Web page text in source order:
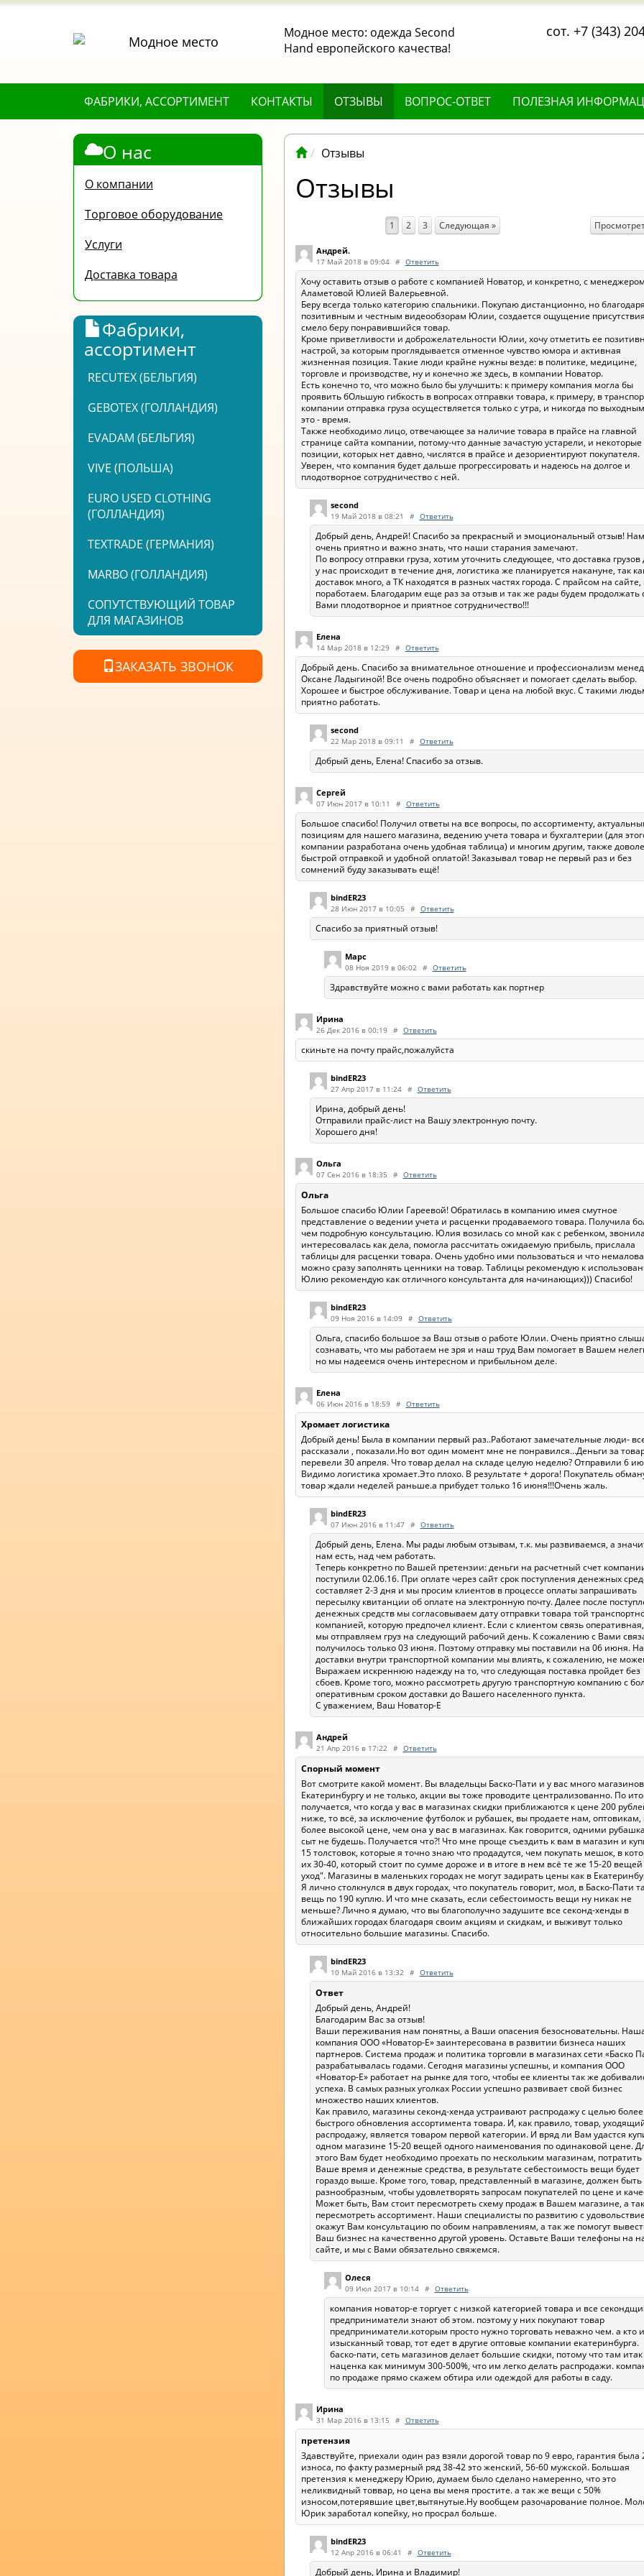
Модное место: одежда Second
Hand европейского качества!
сот. +7 (343)
ФАБРИКИ, АССОРТИМЕНТ КОНТАКТЫ ОТЗЫВЫ ВОПРОС-ОТВЕТ ПОЛЕЗНАЯ
О нас
О компании
Торговое оборудование
Услуги
Доставка товара
Фабрики,
ассортимент
RECUTEX (БЕЛЬГИЯ)
GEBOTEX (ГОЛЛАНДИЯ)
EVADAM (БЕЛЬГИЯ)
VIVE (ПОЛЬША)
EURO USED CLOTHING
(ГОЛЛАНДИЯ)
TEXTRADE (ГЕРМАНИЯ)
MARBO (ГОЛЛАНДИЯ)
СОПУТСТВУЮЩИЙ ТОВАР
ДЛЯ МАГАЗИНОВ
ЗАКАЗАТЬ ЗВОНОК
Отзывы
Отзывы
1 2 3 Следующая »
Андрей.
17 Май 2018 в 09:04 # Ответить
Хочу оставить отзыв о работе с компанией Новатор, и конкретно, с менеджером
Аламетовой Юлией Валерьевной.
Беру всегда только категорию спальники. Покупаю дистанционно, но благодаря
позитивным и честным видеообзорам Юлии, создается ощущение
смело беру понравившийся товар.
Кроме приветливости и доброжелательности Юлии, хочу отметить ее
настрой, за которым проглядывается отменное чувство юмора и активная
жизненная позиция. Такие люди крайне нужны везде: в политике, медицине,
торговле и производстве, ну и конечно же здесь, в компании Новатор.
Есть конечно то, что можно было бы улучшить: к примеру компания могла бы
проявить бОльшую гибкость в вопросах отправки товара, к примеру, в
компании отправка груза осуществляется только с утра, и никогда по
это - время.
Также необходимо лицо, отвечающее за наличие товара в прайсе на главной
странице сайта компании, потому-что данные зачастую устарели, и некоторые
позиции, которых нет давно, числятся в прайсе и дезориентируют покупателя.
Уверен, что компания будет дальше прогрессировать и надеюсь на долгое и
плодотворное сотрудничество с ней.
second
19 Май 2018 в 08:21 # Ответить
Добрый день, Андрей! Спасибо за прекрасный и эмоциональный отзыв! Нам
очень приятно и важно знать, что наши старания замечают.
По вопросу отправки груза, хотим уточнить следующее, что доставка грузов
у нас происходит в течение дня, логистика же планируется накануне, так
доставок много, а ТК находятся в разных частях города. С прайсом на
поработаем. Благодарим еще раз за отзыв и так же рады будем продолжать
Вами плодотворное и приятное сотрудничество!!!
Елена
14 Мар 2018 в 12:29 # Ответить
Добрый день. Спасибо за внимательное отношение и профессионализм
Оксане Ладыгиной! Все очень подробно объясняет и помогает сделать выбор.
Хорошее и быстрое обслуживание. Товар и цена на любой вкус. С такими
приятно работать.
second
22 Мар 2018 в 09:11 # Ответить
Добрый день, Елена! Спасибо за отзыв.
Сергей
07 Июн 2017 в 10:11 # Ответить
Большое спасибо! Получил ответы на все вопросы, по ассортименту,
позициям для нашего магазина, ведению учета товара и бухгалтерии (для
компании разработана очень удобная таблица) и многим другим, также
быстрой отправкой и удобной оплатой! Заказывал товар не первый раз и без
сомнений буду заказывать ещё!
bindER23
28 Июн 2017 в 10:05 # Ответить
Спасибо за приятный отзыв!
Марс
08 Ноя 2019 в 06:02 # Ответить
Здравствуйте можно с вами работать как портнер
Ирина
26 Дек 2016 в 00:19 # Ответить
скиньте на почту прайс,пожалуйста
bindER23
27 Апр 2017 в 11:24 # Ответить
Ирина, добрый день!
Отправили прайс-лист на Вашу электронную почту.
Хорошего дня!
Ольга
07 Сен 2016 в 18:35 # Ответить
Ольга
Большое спасибо Юлии Гареевой! Обратилась в компанию имея смутное
представление о ведении учета и расценки продаваемого товара. Получила
чем подробную консультацию. Юлия возилась со мной как с ребенком,
интересовалась как дела, помогла рассчитать ожидаемую прибыль, прислала
таблицы для расценки товара. Очень удобно ими пользоваться и что
можно сразу заполнять ценники на товар. Таблицы рекомендую к
Юлию рекомендую как отличного консультанта для начинающих))) Спасибо!
bindER23
09 Ноя 2016 в 14:09 # Ответить
Ольга, спасибо большое за Ваш отзыв о работе Юлии. Очень приятно
сознавать, что мы работаем не зря и наш труд Вам помогает в Вашем
но мы надеемся очень интересном и прибыльном деле.
Елена
06 Июн 2016 в 18:59 # Ответить
Хромает логистика
Добрый день! Была в компании первый раз..Работают замечательные люди-
рассказали , показали.Но вот один момент мне не понравился...Деньги за
перевели 30 апреля. Что товар делал на складе целую неделю? Отправили 6
Видимо логистика хромает.Это плохо. В результате + дорога! Покупатель
товар ждали неделей раньше.а прибудет только 16 июня!!!Очень жаль.
bindER23
07 Июн 2016 в 11:47 # Ответить
Добрый день, Елена. Мы рады любым отзывам, т.к. мы развиваемся, а
нам есть, над чем работать.
Теперь конкретно по Вашей претензии: деньги на расчетный счет
поступили 02.06.16. При оплате через сайт срок поступления денежных
составляет 2-3 дня и мы просим клиентов в процессе оплаты запрашивать
пересылку квитанции об оплате на электронную почту. Далее после
денежных средств мы согласовываем дату отправки товара той
компанией, которую предпочел клиент. Если с клиентом связь
мы отправляем груз на следующий рабочий день. К сожалению с Вами
получилось только 03 июня. Поэтому отправку мы поставили на 06 июня.
доставки внутри транспортной компании мы влиять, к сожалению, не
Выражаем искреннюю надежду на то, что следующая поставка пройдет без
сбоев. Кроме того, можно рассмотреть другую транспортную компанию с
оперативным сроком доставки до Вашего населенного пункта.
С уважением, Ваш Новатор-Е
Андрей
21 Апр 2016 в 17:22 # Ответить
Спорный момент
Вот смотрите какой момент. Вы владельцы Баско-Пати и у вас много
Екатеринбургу и не только, акции вы тоже проводите централизованно. По
получается, что когда у вас в магазинах скидки приближаются к цене 200
ниже, то всё, за исключение футболок и рубашек, вы продаете нам, оптовикам,
более высокой цене, чем она у вас в магазинах. Как говорится, одними
сыт не будешь. Получается что?! Что мне проще съездить к вам в магазин и
15 толстовок, которые я точно знаю что продадутся, чем покупать мешок, в
их 30-40, который стоит по сумме дороже и в итоге в нем всё те же 15-20
уход". Магазины в маленьких городах не могут задирать цены как в
Я лично столкнулся в двух городах, что покупатель говорит, мол, в Баско-Пати
вещь по 190 куплю. И что мне сказать, если себестоимость вещи ну никак не
меньше? Лично я думаю, что вы благополучно задушите все секонд-хенды в
ближайших городах благодаря своим акциям и скидкам, и выживут только
относительно большие магазины. Спасибо.
bindER23
10 Май 2016 в 13:32 # Ответить
Ответ
Добрый день, Андрей!
Благодарим Вас за отзыв!
Ваши переживания нам понятны, а Ваши опасения безосновательны.
компания ООО «Новатор-Е» заинтересована в развитии бизнеса наших
партнеров. Система продаж и политика торговли в магазинах сети «Баско
разрабатывалась годами. Сегодня магазины успешны, и компания ООО
«Новатор-Е» работает на рынке для того, чтобы ее клиенты так же
успеха. В самых разных уголках России успешно развивает свой бизнес
множество наших клиентов.
Как правило, магазины секонд-хенда устраивают распродажу с целью более
быстрого обновления ассортимента товара. И, как правило, товар,
распродажу, является товаром первой категории. И вряд ли Вам удастся
одном магазине 15-20 вещей одного наименования по одинаковой цене.
этого Вам будет необходимо проехать по нескольким магазинам, потратить
Ваше время и денежные средства, в результате себестоимость вещи будет
гораздо выше. Кроме того, товар, представленный в магазине, должен быть
разнообразным, чтобы удовлетворять запросам покупателей по цене и
Может быть, Вам стоит пересмотреть схему продаж в Вашем магазине, а
пересмотреть ассортимент. Наши специалисты по развитию с
окажут Вам консультацию по обоим направлениям, а так же помогут
Ваш бизнес на качественно другой уровень. Оставьте Ваши телефоны на
сайте, и мы с Вами обязательно свяжемся.
Олеся
09 Июл 2017 в 10:14 # Ответить
компания новатор-е торгует с низкой категорией товара и все
предприниматели знают об этом. поэтому у них покупают товар
предприниматели.которым просто нужно торговать неважно чем. а кто
изысканный товар, тот едет в другие оптовые компании екатеринбурга.
баско-пати, сеть магазинов делает большие скидки, потому что там итак
наценка как минимум 300-500%, что им легко делать распродажи.
по продаже прямо скажем обтира или одеждой для работы в саду.
Ирина
31 Мар 2016 в 13:15 # Ответить
претензия
Здавствуйте, приехали один раз взяли дорогой товар по 9 евро, гарантия была
износа, по факту размерный ряд 38-42 это женский, 56-60 мужской. Большая
претензия к менеджеру Юрию, думаем было сделано намеренно, что это
неликвидный товвар, но цена вы меня простите. а так же вещи с 50%
износом,потерявшие цвет,вытянутые.Ну вообщем разочарование полное.
Юрик заработал копейку, но просрал больше.
bindER23
12 Апр 2016 в 06:41 # Ответить
Добрый день, Ирина и Владимир!